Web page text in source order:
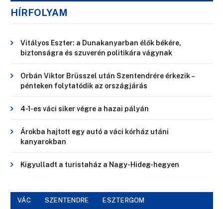
HÍRFOLYAM
Vitályos Eszter: a Dunakanyarban élők békére,
biztonságra és szuverén politikára vágynak
Orbán Viktor Brüsszel után Szentendrére érkezik –
pénteken folytatódik az országjárás
4-1-es váci siker végre a hazai pályán
Árokba hajtott egy autó a váci kórház utáni
kanyarokban
Kigyulladt a turistaház a Nagy-Hideg-hegyen
VÁC SZENTENDRE ESZTERGOM